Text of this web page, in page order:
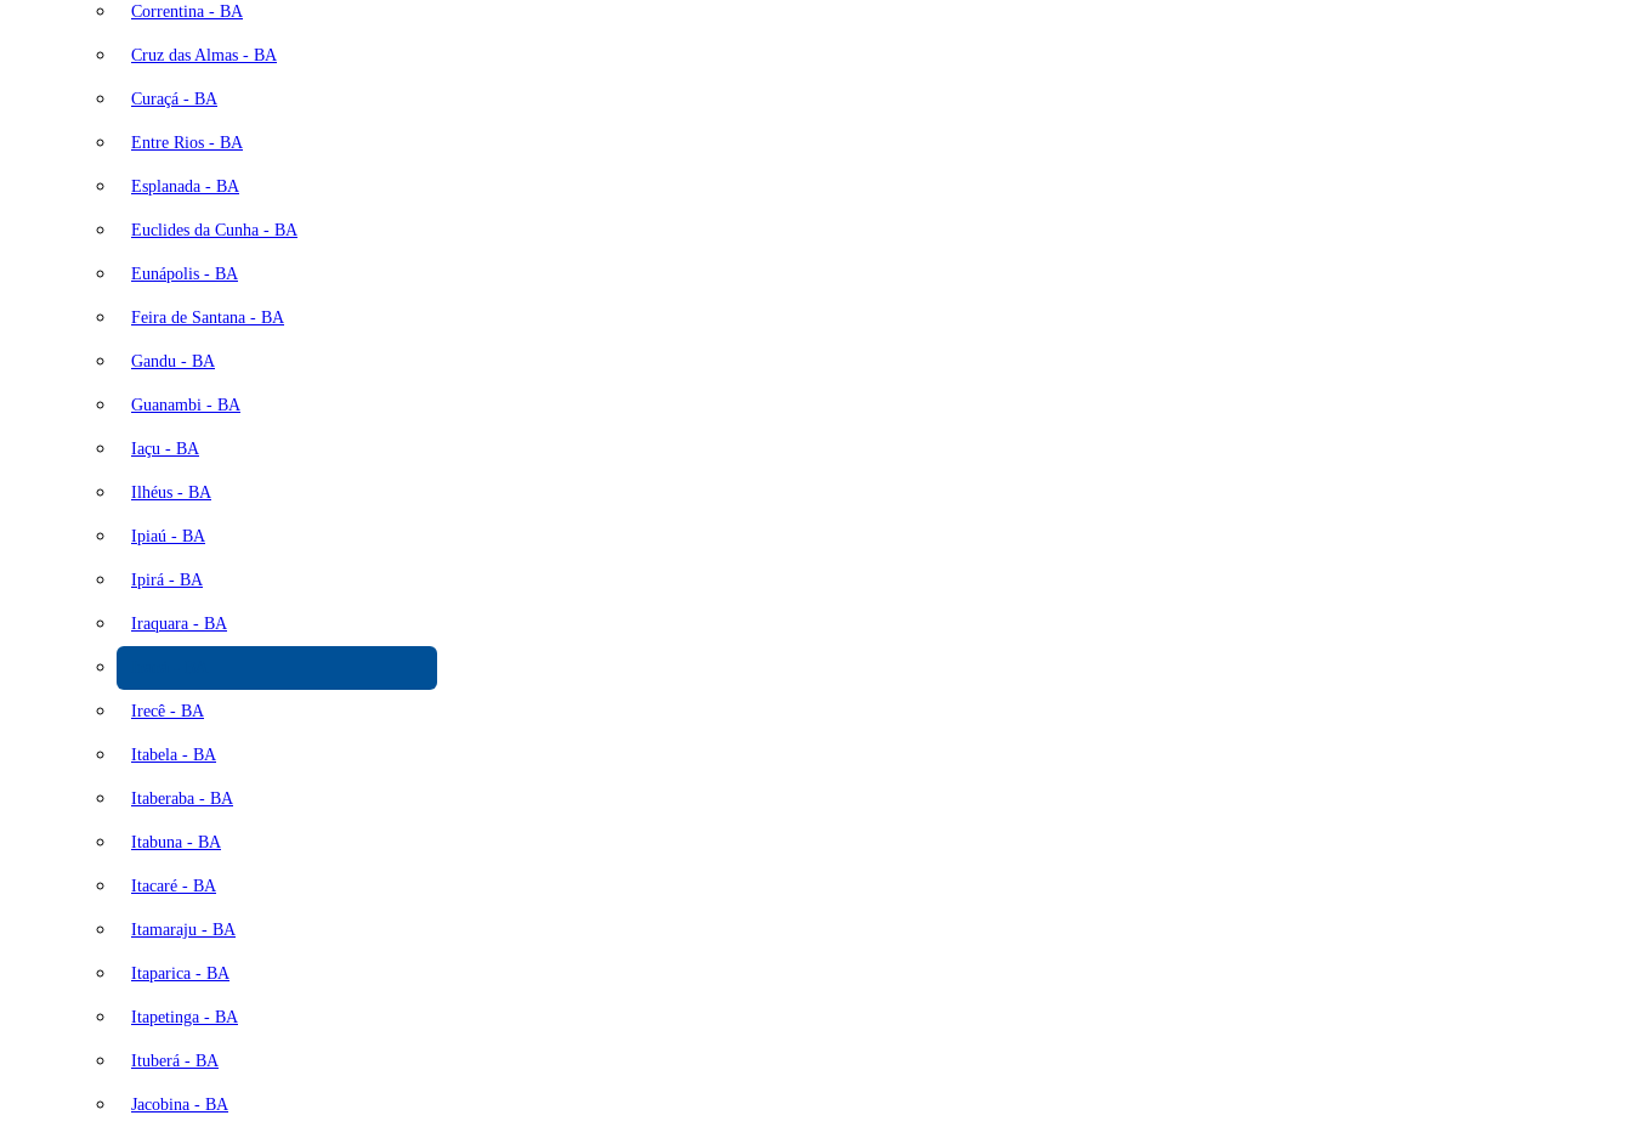
Correntina - BA
Cruz das Almas - BA
Curaçá - BA
Entre Rios - BA
Esplanada - BA
Euclides da Cunha - BA
Eunápolis - BA
Feira de Santana - BA
Gandu - BA
Guanambi - BA
Iaçu - BA
Ilhéus - BA
Ipiaú - BA
Ipirá - BA
Iraquara - BA
Irecê - BA
Itabela - BA
Itaberaba - BA
Itabuna - BA
Itacaré - BA
Itamaraju - BA
Itaparica - BA
Itapetinga - BA
Ituberá - BA
Jacobina - BA